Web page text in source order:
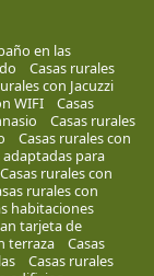
en las
Casas rurales
con Jacuzzi
WIFI
Casas
Casas rurales
Casas rurales con
adaptadas para
Casas rurales con
rurales con
habitaciones
tarjeta de
terraza
Casas
Casas rurales